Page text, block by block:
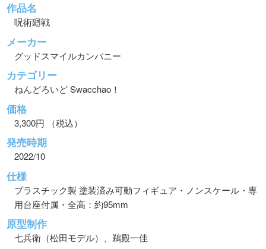
作品名
呪術廻戦
メーカー
グッドスマイルカンパニー
カテゴリー
ねんどろいど Swacchao！
価格
3,300円 （税込）
発売時期
2022/10
仕様
プラスチック製 塗装済み可動フィギュア・ノンスケール・専
用台座付属・全高：約95mm
原型制作
七兵衛（松田モデル）、鵜殿一佳